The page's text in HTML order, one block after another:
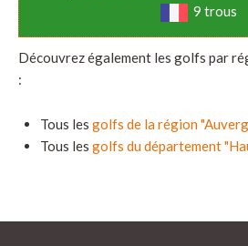
9 trous
Découvrez également les golfs par
:
Tous les golfs de la région
Tous les golfs du département